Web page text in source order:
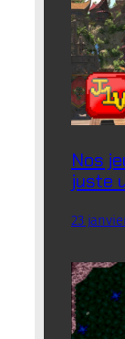
Nos
juste
23